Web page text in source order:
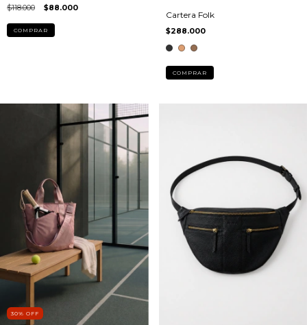
$118.000 $88.000
COMPRAR
Cartera Folk
$288.000
COMPRAR
30% OFF